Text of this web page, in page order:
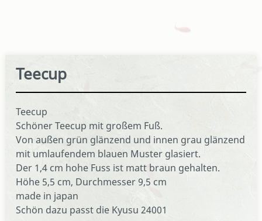
Teecup
Teecup
Schöner Teecup mit großem Fuß.
Von außen grün glänzend und innen grau glänzend
mit umlaufendem blauen Muster glasiert.
Der 1,4 cm hohe Fuss ist matt braun gehalten.
Höhe 5,5 cm, Durchmesser 9,5 cm
made in japan
Schön dazu passt die Kyusu 24001